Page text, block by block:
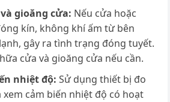
gioăng cửa: Nếu cửa hoặc
kín, không khí ấm từ bên
gây ra tình trạng đóng tuyết.
cửa và gioăng cửa nếu cần.
nhiệt độ:Sử dụng thiết bị đo
cảm biến nhiệt độ có hoạt